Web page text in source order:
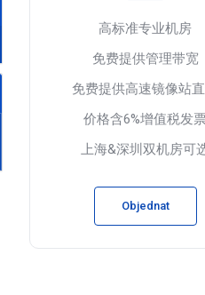
高标准专业机房
免费提供管理带宽
免费提供高速镜像站
价格含6%增值税发
上海&深圳双机房可
Objednat